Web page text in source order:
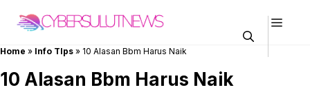
Home » Info TIps » 10 Alasan Bbm Harus Naik
10 Alasan Bbm Harus Naik